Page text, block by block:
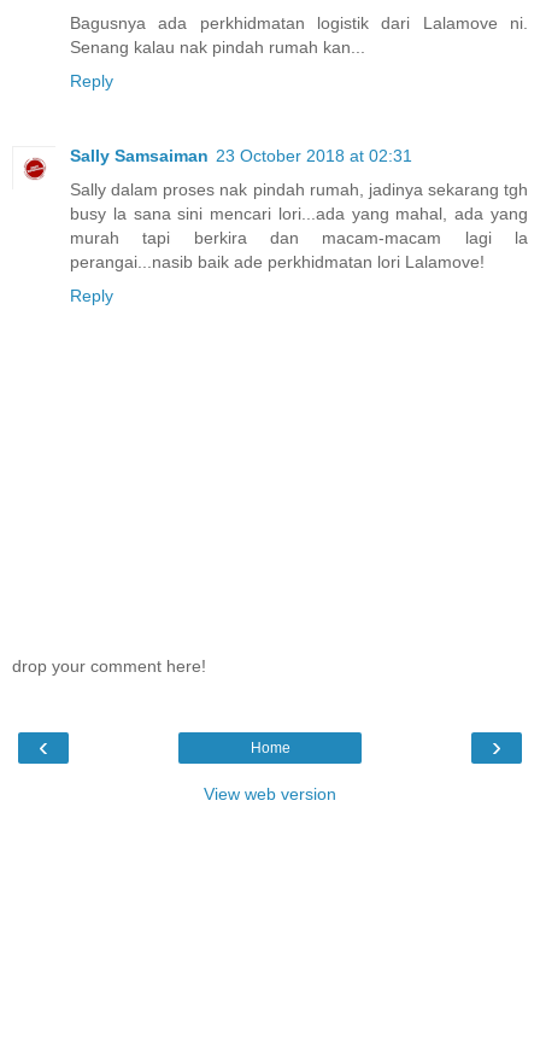
Bagusnya ada perkhidmatan logistik dari Lalamove ni.
Senang kalau nak pindah rumah kan...
Reply
Sally Samsaiman 23 October 2018 at 02:31
Sally dalam proses nak pindah rumah, jadinya sekarang tgh
busy la sana sini mencari lori...ada yang mahal, ada yang
murah tapi berkira dan macam-macam lagi la
perangai...nasib baik ade perkhidmatan lori Lalamove!
Reply
drop your comment here!
‹ ›
Home
View web version